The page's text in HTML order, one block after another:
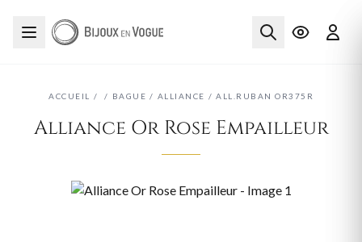
ACCUEIL / / BAGUE / ALLIANCE / ALL.RUBAN OR375R
Alliance Or Rose Empailleur